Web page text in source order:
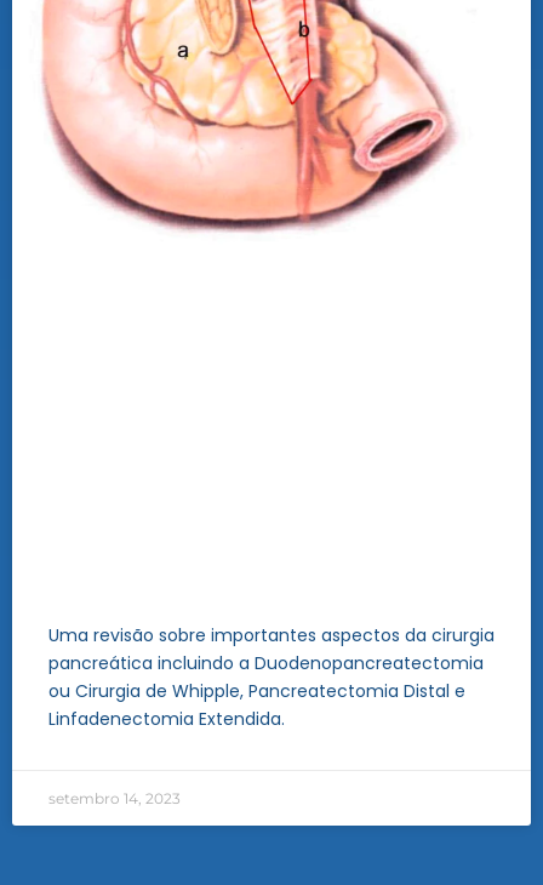
Uma revisão sobre importantes aspectos da cirurgia
pancreática incluindo a Duodenopancreatectomia
ou Cirurgia de Whipple, Pancreatectomia Distal e
Linfadenectomia Extendida.
setembro 14, 2023